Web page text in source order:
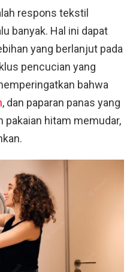
respons tekstil
banyak. Hal ini dapat
yang berlanjut pada
pencucian yang
bahwa
, dan paparan panas yang
pakaian hitam memudar,